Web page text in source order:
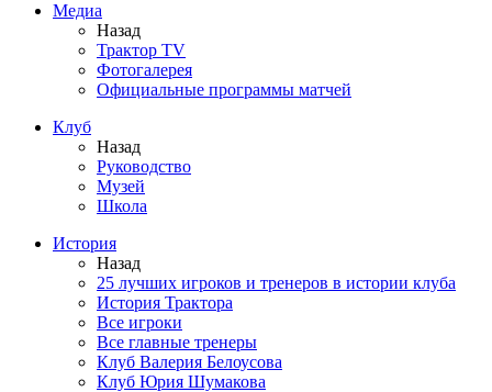
Медиа
Назад
Трактор TV
Фотогалерея
Официальные программы матчей
Клуб
Назад
Руководство
Музей
Школа
История
Назад
25 лучших игроков и тренеров в истории клуба
История Трактора
Все игроки
Все главные тренеры
Клуб Валерия Белоусова
Клуб Юрия Шумакова